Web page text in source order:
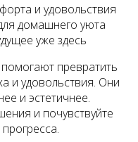
и удовольствия
домашнего уюта
уже здесь
превратить
и удовольствия. Они
и эстетичнее.
и почувствуйте